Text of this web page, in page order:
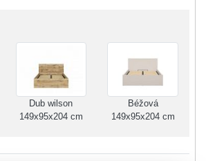
Dub wilson
149x95x204 cm
Béžová
149x95x204 cm